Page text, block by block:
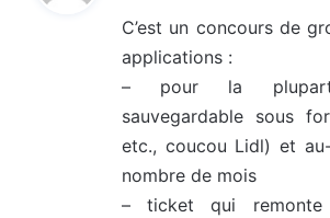
:
C’est un concours de
applications :
– pour la
sauvegardable sous
etc., coucou Lidl) et
nombre de mois
– ticket qui remonte